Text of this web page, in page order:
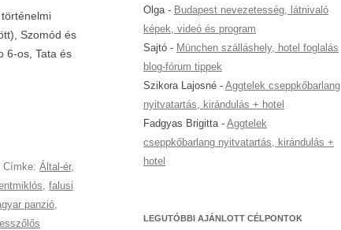
Szomód és
6-os, Tata és
| Címke: Által-ér,
, falusi
panzió,
Olga- Budapest nevezetesség, látnivaló
képek, videó és program
Sajtó - München szálláshely, hotel foglalás
blog-fórum tippek
Szikora Lajosné - Aggtelek cseppkőbarlang
nyitvatartás, kirándulás + hotel
Fadgyas Brigitta- Aggtelek
cseppkőbarlang nyitvatartás, kirándulás +
hotel
LEGUTÓBBI AJÁNLOTT CÉLPONTOK